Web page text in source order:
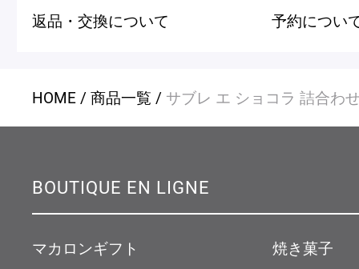
返品・交換について
予約につい
HOME 商品一覧 サブレ エ ショコラ 詰合わ
BOUTIQUE EN LIGNE
マカロンギフト
焼き菓子